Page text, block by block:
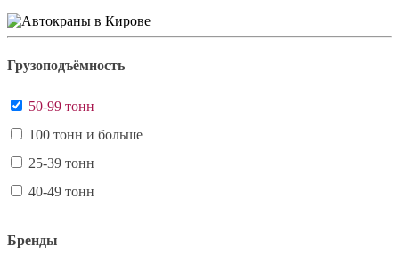
Грузоподъёмность
50-99 тонн
100 тонн и больше
25-39 тонн
40-49 тонн
Бренды